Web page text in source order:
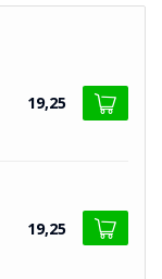
19,25
19,25